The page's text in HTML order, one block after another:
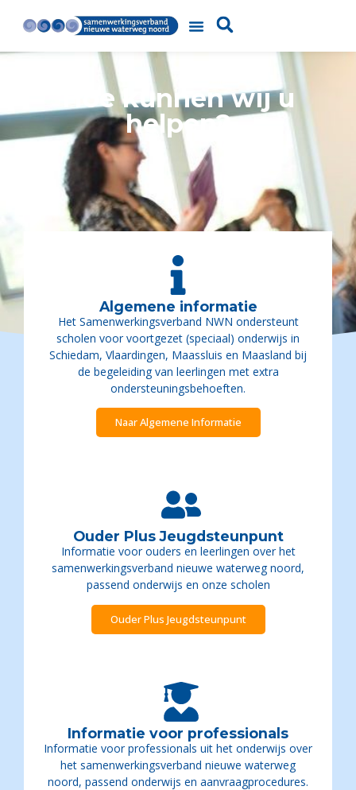
Hoe kunnen wij u
helpen?
Algemene informatie
Het Samenwerkingsverband NWN ondersteunt
scholen voor voortgezet (speciaal) onderwijs in
Schiedam, Vlaardingen, Maassluis en Maasland bij
de begeleiding van leerlingen met extra
ondersteuningsbehoeften.
Naar Algemene Informatie
Ouder Plus Jeugdsteunpunt
Informatie voor ouders en leerlingen over het
samenwerkingsverband nieuwe waterweg noord,
passend onderwijs en onze scholen
Ouder Plus Jeugdsteunpunt
Informatie voor professionals
Informatie voor professionals uit het onderwijs over
het samenwerkingsverband nieuwe waterweg
noord, passend onderwijs en aanvraagprocedures.